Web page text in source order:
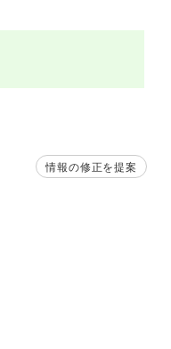
情報の修正を提案